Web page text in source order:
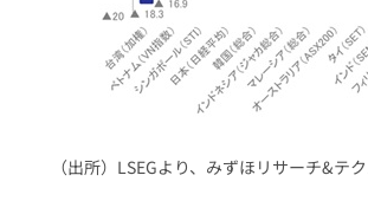
（出所）LSEGより、みずほリサーチ&テ